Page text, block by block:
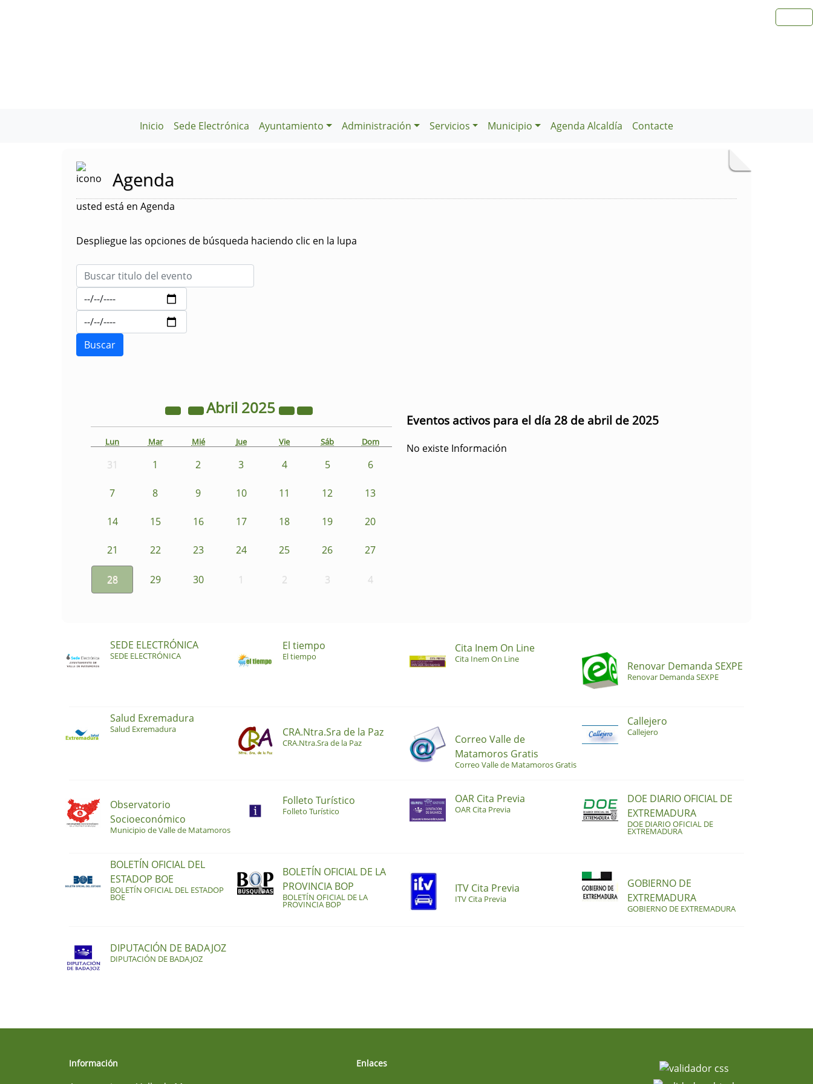
Inicio Sede Electrónica Ayuntamiento Administración Servicios Municipio Agenda Alcaldía Contacte
Agenda
usted está en Agenda
Despliegue las opciones de búsqueda haciendo clic en la lupa
Abril 2025
Lun Mar Mié Jue Vie Sáb Dom
31 1 2 3 4 5 6
7 8 9 10 11 12 13
14 15 16 17 18 19 20
21 22 23 24 25 26 27
28 29 30 1 2 3 4
Eventos activos para el día 28 de abril de 2025
No existe Información
SEDE ELECTRÓNICA
SEDE ELECTRÓNICA
El tiempo
El tiempo
Cita Inem On Line
Cita Inem On Line
Renovar Demanda SEXPE
Renovar Demanda SEXPE
Salud Exremadura
Salud Exremadura CRA.Ntra.Sra de la Paz
CRA.Ntra.Sra de la Paz
Correo Valle de
Matamoros Gratis
Correo Valle de Matamoros Gratis
Callejero
Callejero
Observatorio
Socioeconómico
Municipio de Valle de Matamoros
Folleto Turístico
Folleto Turístico
OAR Cita Previa
OAR Cita Previa
DOE DIARIO OFICIAL DE
EXTREMADURA
DOE DIARIO OFICIAL DE
EXTREMADURA
BOLETÍN OFICIAL DEL
ESTADOP BOE
BOLETÍN OFICIAL DEL ESTADOP
BOE
BOLETÍN OFICIAL DE LA
PROVINCIA BOP
BOLETÍN OFICIAL DE LA
PROVINCIA BOP
ITV Cita Previa
ITV Cita Previa
GOBIERNO DE
EXTREMADURA
GOBIERNO DE EXTREMADURA
DIPUTACIÓN DE BADAJOZ
DIPUTACIÓN DE BADAJOZ
Información Enlaces